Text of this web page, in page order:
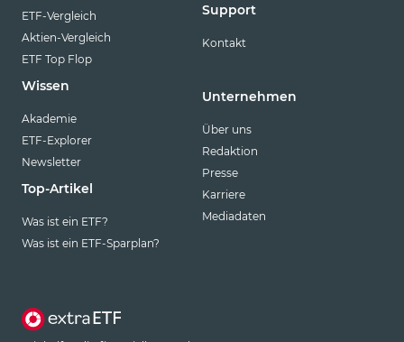
ETF-Vergleich
Aktien-Vergleich
ETF Top Flop
Wissen
Akademie
ETF-Explorer
Newsletter
Top-Artikel
Was ist ein ETF?
Was ist ein ETF-Sparplan?
Support
Kontakt
Unternehmen
Über uns
Redaktion
Presse
Karriere
Mediadaten